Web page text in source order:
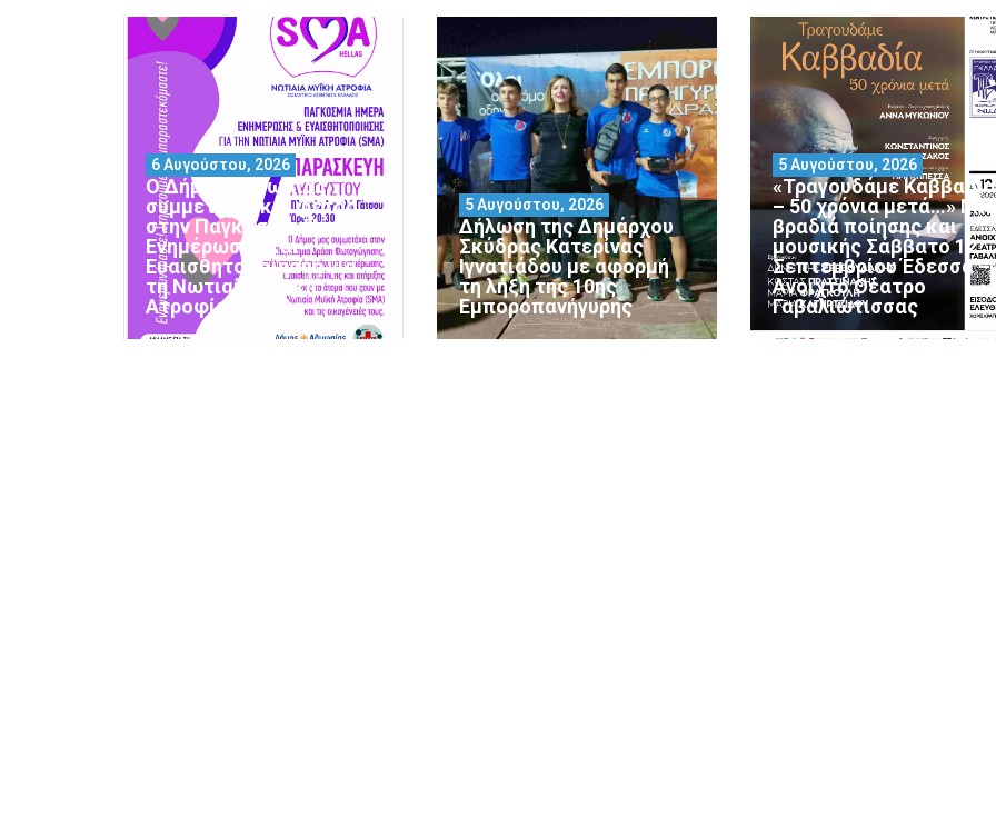
Ο Δήμος Αλμωπίας
συμμετέχει και φέτος
στην Παγκόσμια Ημέρα
Ενημέρωσης και
Ευαισθητοποίησης για
τη Νωτιαία Μυϊκή
Ατροφία (SMA)
6 Αυγούστου, 2026
Δήλωση της Δημάρχου
Σκύδρας Κατερίνας
Ιγνατιάδου με αφορμή
τη λήξη της 10ης
Εμποροπανήγυρης
5 Αυγούστου, 2026
«Τραγουδάμε Καββαδία
– 50 χρόνια μετά…» Μια
βραδιά ποίησης και
μουσικής Σάββατο 12
Σεπτεμβρίου Έδεσσα –
Ανοιχτό Θέατρο
Γαβαλιώτισσας
5 Αυγούστου, 2026